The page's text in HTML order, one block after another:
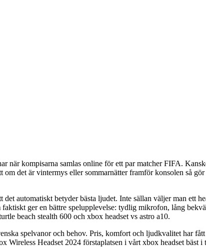
kompisarna samlas online för ett par matcher FIFA.
det är vintermys eller sommarnätter framför konsolen så
automatiskt betyder bästa ljudet. Inte sällan väljer man ett
ger en bättre spelupplevelse: tydlig mikrofon, lång
beach stealth 600 och xbox headset vs astro a10.
spelvanor och behov. Pris, komfort och ljudkvalitet har
Wireless Headset 2024 förstaplatsen i vårt xbox headset bäst i